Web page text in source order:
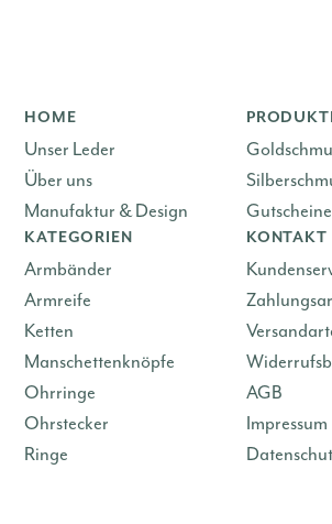
HOME
Unser Leder
Über uns
Manufaktur & Design
Gutscheine
KATEGORIEN
Armbänder
Armreife
Ketten
Manschettenknöpfe
Ohrringe
Ohrstecker
Ringe
KONTAKT
AGB
Impressum